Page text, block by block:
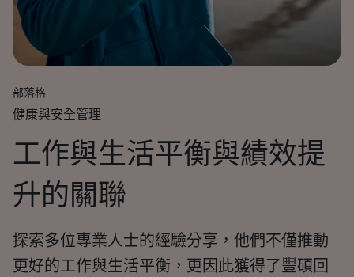
部落格
健康與安全管理
工作與生活平衡與績效提
升的關聯
探索多位專業人士的經驗分享，他們不僅推動
更好的工作與生活平衡，更因此獲得了豐碩回